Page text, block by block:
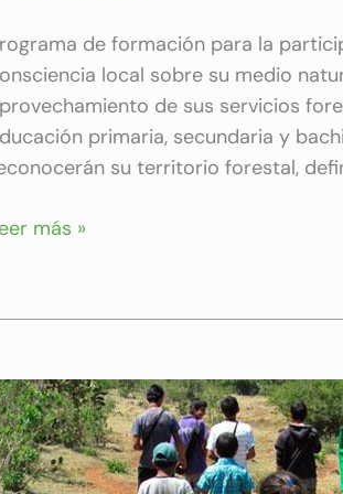
de formación para la
local sobre su medio
de sus servicios
primaria, secundaria y
su territorio forestal,
más »